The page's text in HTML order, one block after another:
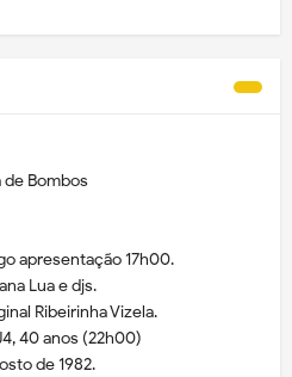
de Bombos
apresentação 17h00.
Lua e djs.
Ribeirinha Vizela.
40 anos (22h00)
de 1982.